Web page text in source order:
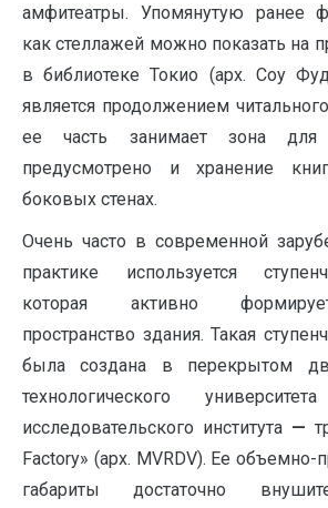
амфитеатры. Упомянутую ранее
как стеллажей можно показать на
в библиотеке Токио (арх. Соу
является продолжением
ее часть занимает зона для
предусмотрено и хранение
боковых стенах.
Очень часто в современной
практике используется
которая активно
пространство здания. Такая
была создана в перекрытом
технологического
исследовательского института —
Factory» (арх. MVRDV). Ее объемно-
габариты достаточно